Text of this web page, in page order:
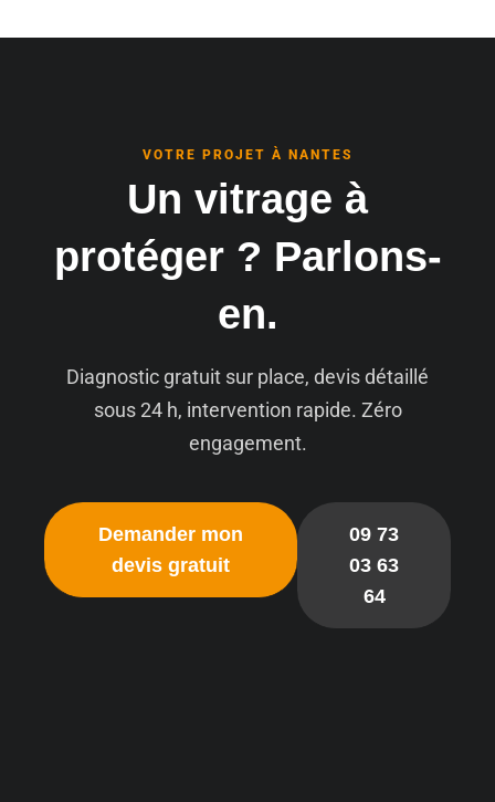
VOTRE PROJET À NANTES
Un vitrage à
protéger ? Parlons-
en.
Diagnostic gratuit sur place, devis détaillé
sous 24 h, intervention rapide. Zéro
engagement.
Demander mon
devis gratuit
09 73
03 63
64